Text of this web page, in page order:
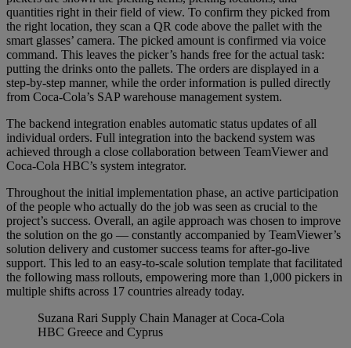
quantities right in their field of view. To confirm they picked from
the right location, they scan a QR code above the pallet with the
smart glasses’ camera. The picked amount is confirmed via voice
command. This leaves the picker’s hands free for the actual task:
putting the drinks onto the pallets. The orders are displayed in a
step-by-step manner, while the order information is pulled directly
from Coca-Cola’s SAP warehouse management system.
The backend integration enables automatic status updates of all
individual orders. Full integration into the backend system was
achieved through a close collaboration between TeamViewer and
Coca-Cola HBC’s system integrator.
Throughout the initial implementation phase, an active participation
of the people who actually do the job was seen as crucial to the
project’s success. Overall, an agile approach was chosen to improve
the solution on the go — constantly accompanied by TeamViewer’s
solution delivery and customer success teams for after-go-live
support. This led to an easy-to-scale solution template that facilitated
the following mass rollouts, empowering more than 1,000 pickers in
multiple shifts across 17 countries already today.
Suzana Rari Supply Chain Manager at Coca-Cola
HBC Greece and Cyprus